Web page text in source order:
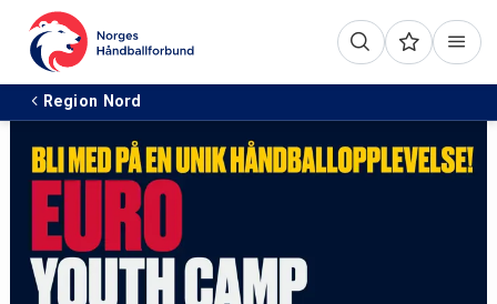
Region Nord